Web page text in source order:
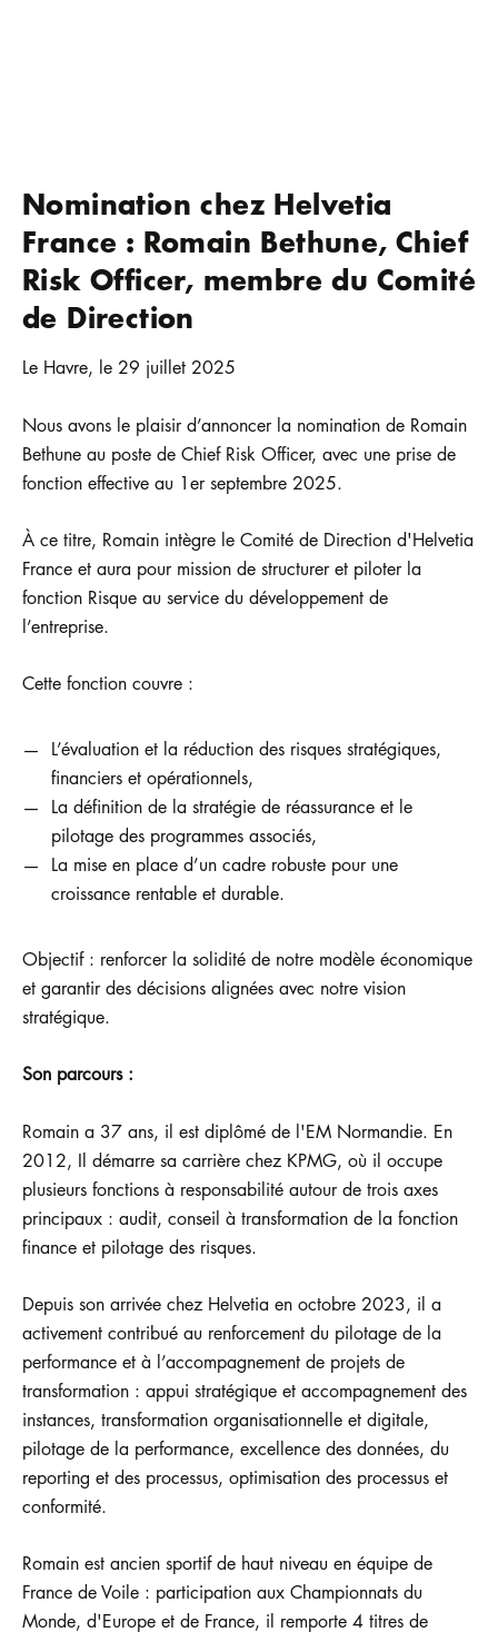
Nomination chez Helvetia
France : Romain Bethune, Chief
Risk Officer, membre du Comité
de Direction
Le Havre, le 29 juillet 2025
Nous avons le plaisir d’annoncer la nomination de Romain
Bethune au poste de Chief Risk Officer, avec une prise de
fonction effective au 1er septembre 2025.
À ce titre, Romain intègre le Comité de Direction d'Helvetia
France et aura pour mission de structurer et piloter la
fonction Risque au service du développement de
l’entreprise.
Cette fonction couvre :
L’évaluation et la réduction des risques stratégiques,
financiers et opérationnels,
La définition de la stratégie de réassurance et le
pilotage des programmes associés,
La mise en place d’un cadre robuste pour une
croissance rentable et durable.
Objectif : renforcer la solidité de notre modèle économique
et garantir des décisions alignées avec notre vision
stratégique.
Son parcours :
Romain a 37 ans, il est diplômé de l'EM Normandie. En
2012, Il démarre sa carrière chez KPMG, où il occupe
plusieurs fonctions à responsabilité autour de trois axes
principaux : audit, conseil à transformation de la fonction
finance et pilotage des risques.
Depuis son arrivée chez Helvetia en octobre 2023, il a
activement contribué au renforcement du pilotage de la
performance et à l’accompagnement de projets de
transformation : appui stratégique et accompagnement des
instances, transformation organisationnelle et digitale,
pilotage de la performance, excellence des données, du
reporting et des processus, optimisation des processus et
conformité.
Romain est ancien sportif de haut niveau en équipe de
France de Voile : participation aux Championnats du
Monde, d'Europe et de France, il remporte 4 titres de